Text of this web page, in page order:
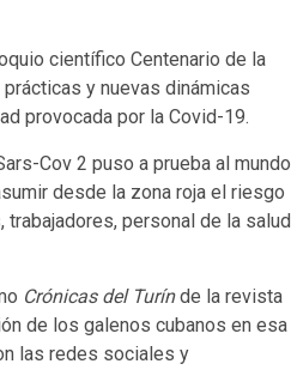
científico Centenario de la
y nuevas dinámicas
provocada por la Covid-19.
Cov 2 puso a prueba al mundo
desde la zona roja el riesgo
personal de la salud
Crónicas del Turínde la revista
de los galenos cubanos en esa
las redes sociales y